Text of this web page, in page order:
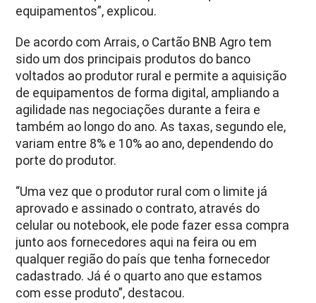
equipamentos”, explicou.
De acordo com Arrais, o Cartão BNB Agro tem
sido um dos principais produtos do banco
voltados ao produtor rural e permite a aquisição
de equipamentos de forma digital, ampliando a
agilidade nas negociações durante a feira e
também ao longo do ano. As taxas, segundo ele,
variam entre 8% e 10% ao ano, dependendo do
porte do produtor.
“Uma vez que o produtor rural com o limite já
aprovado e assinado o contrato, através do
celular ou notebook, ele pode fazer essa compra
junto aos fornecedores aqui na feira ou em
qualquer região do país que tenha fornecedor
cadastrado. Já é o quarto ano que estamos
com esse produto”, destacou.